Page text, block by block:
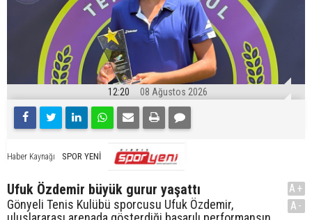
12:20 08 Ağustos 2026
Haber Kaynağı SPOR YENİ
Ufuk Özdemir büyük gurur yaşattı
Gönyeli Tenis Kulübü sporcusu Ufuk Özdemir,
A+
A-